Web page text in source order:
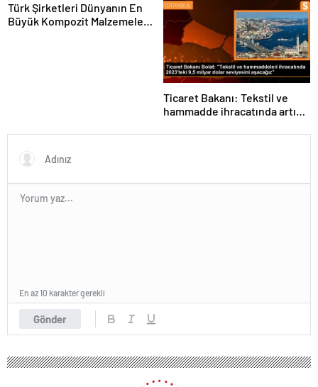
Türk Şirketleri Dünyanın En
Büyük Kompozit Malzemeler
Ticaret Bakanı: Tekstil ve
hammadde ihracatında artış
Gönder
En az 10 karakter gerekli